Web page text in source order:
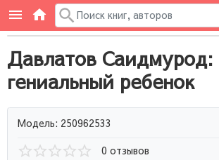
Давлатов
гениальный ребенок
Модель: 250962533
0 отзывов